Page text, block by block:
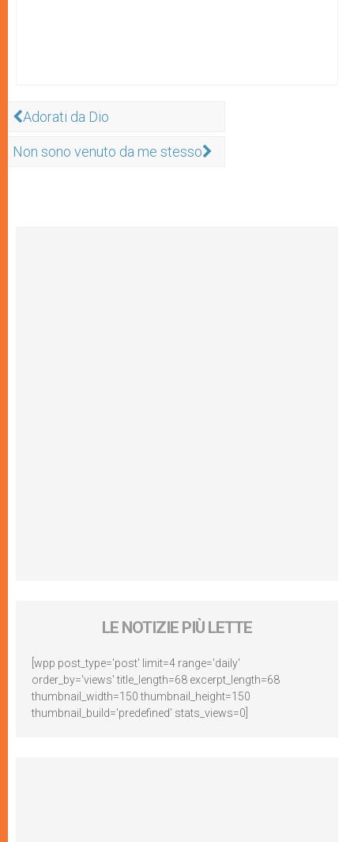
Adorati da Dio
Non sono venuto da me stesso
LE NOTIZIE PIÙ LETTE
[wpp post_type='post' limit=4 range='daily'
order_by='views' title_length=68 excerpt_length=68
thumbnail_width=150 thumbnail_height=150
thumbnail_build='predefined' stats_views=0]